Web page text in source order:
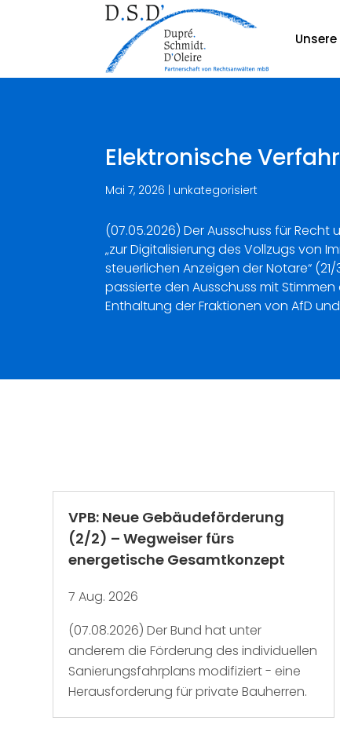
Elektronische
Mai 7, 2026 | unkategorisiert
(07.05.2026) Der Ausschuss für
„zur Digitalisierung des Vollzugs von
steuerlichen Anzeigen der Notare“
passierte den Ausschuss mit
Enthaltung der Fraktionen von AfD
VPB: Neue Gebäudeförderung
(2/2) – Wegweiser fürs
energetische Gesamtkonzept
7 Aug. 2026
(07.08.2026) Der Bund hat unter
anderem die Förderung des individuellen
Sanierungsfahrplans modifiziert - eine
Herausforderung für private Bauherren.